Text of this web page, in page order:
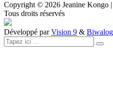
Copyright © 2026 Jeanine Kongo
Tous droits réservés
Développé parVision 9 &